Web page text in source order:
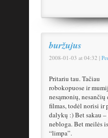
buržujus
2008-01-03 at 04:32 |
Pritariu tau. Tačiau
robokopuose ir
nesąmonių,
filmas, todėl norisi ir
dalykų :) Bet sakau
nebloga. Bet meilės
“limpa”.